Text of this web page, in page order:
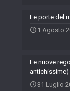
Le porte del
1 Agosto
Le nuove
antichissime)
31 Luglio